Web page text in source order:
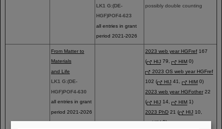
LK1 G:(DE-
HGF)POF4-623
all entries in grant
period 2021-2026
possibly double counting
From Matter to
Materials
and Life
LK1 G:(DE-
HGF)POF4-630
all entries in grant
period 2021-2026
2023 web year HGFref 167
(
HIJ 79, HIM 0)
2023 OS web year HGFref
102 (
HIJ 41, HIM 0)
2023 web year HGFother 22
(
HIJ 14, HIM 1)
2023 PhD 21 ( HIJ 10,
HIM0)